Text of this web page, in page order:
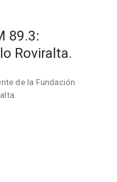
89.3:
Roviralta.
de la Fundación